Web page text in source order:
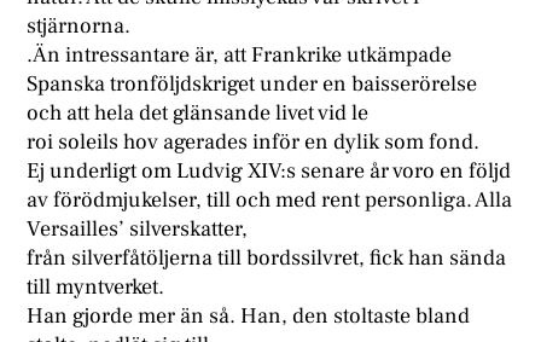
stjärnorna.
.Än intressantare är, att Frankrike utkämpade
Spanska tronföljdskriget under en baisserörelse
och att hela det glänsande livet vid le
roi soleils hov agerades inför en dylik som fond.
Ej underligt om Ludvig XIV:s senare år voro en följd
av förödmjukelser, till och med rent personliga. Alla
Versailles’ silverskatter,
från silverfåtöljerna till bordssilvret, fick han sända
till myntverket.
Han gjorde mer än så. Han, den stoltaste bland